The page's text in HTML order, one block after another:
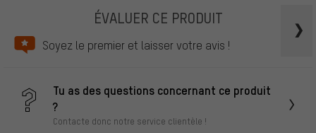
ÉVALUER CE PRODUIT
Soyez le premier et laisser votre avis !
Tu as des questions concernant ce produit
?
Contacte donc notre service clientèle !